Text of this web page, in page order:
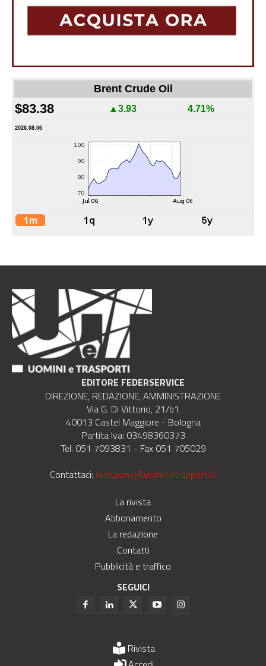
Brent Crude Oil
$83.38 ▲3.93 4.71%
2026.08.06
EDITORE FEDERSERVICE
DIREZIONE, REDAZIONE, AMMINISTRAZIONE
Via G. Di Vittorio, 21/b1
40013 Castel Maggiore - Bologna
Partita Iva: 03498360373
Tel. 051 7093831 - Fax 051 705029
Contattaci: redazione@uominietrasporti.it
La rivista
Abbonamento
La redazione
Contatti
Pubblicità e traffico
SEGUICI
Rivista